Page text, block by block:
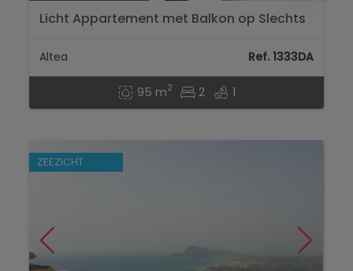
Licht Appartement met Balkon op Slechts
Altea Ref. 1333DA
95 m2 2 1
ZEEZICHT